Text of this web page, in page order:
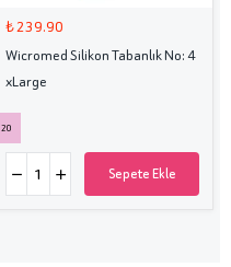
₺ 239.90
Wicromed Silikon Tabanlık No: 4
xLarge
20
Sepete Ekle